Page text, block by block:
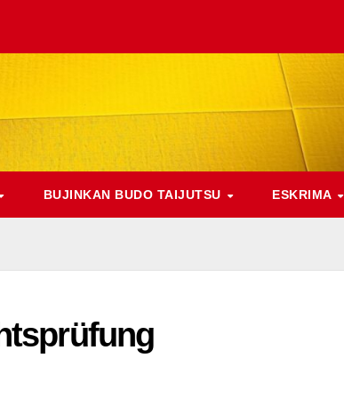
BUJINKAN BUDO TAIJUTSU ESKRIMA